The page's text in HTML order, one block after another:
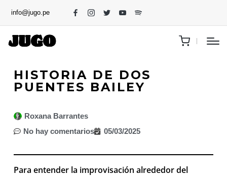
info@jugo.pe
HISTORIA DE DOS
PUENTES BAILEY
Roxana Barrantes
No hay comentarios
05/03/2025
Para entender la improvisación alrededor del